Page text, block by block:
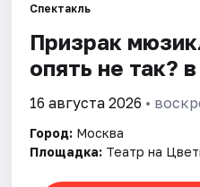
Спектакль
Призрак
опять не так?
16 августа 2026 •
Город: Москва
Площадка: Театр на